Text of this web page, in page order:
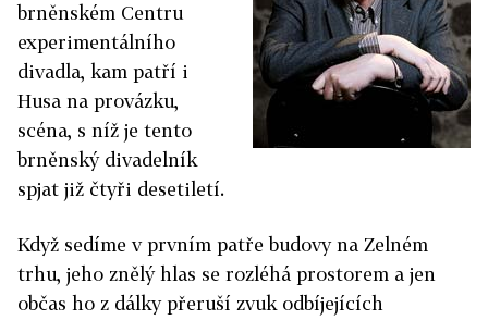
brněnském Centru
experimentálního
divadla, kam patří i
Husa na provázku,
scéna, s níž je tento
brněnský divadelník
spjat již čtyři desetiletí.
Když sedíme v prvním patře budovy na Zelném
trhu, jeho znělý hlas se rozléhá prostorem a jen
občas ho z dálky přeruší zvuk odbíjejících